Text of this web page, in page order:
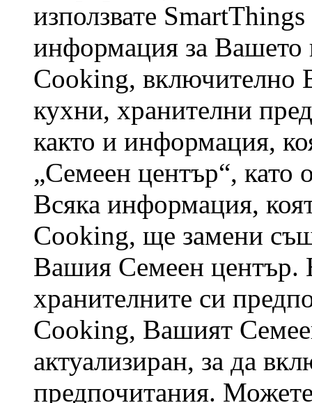
използвате
информация за Вашето
Cooking, включително
кухни, хранителни
както и информация,
„Семеен център“, като
Всяка информация,
Cooking, ще замени
Вашия Семеен център.
хранителните си
Cooking, Вашият
актуализиран, за да
предпочитания.